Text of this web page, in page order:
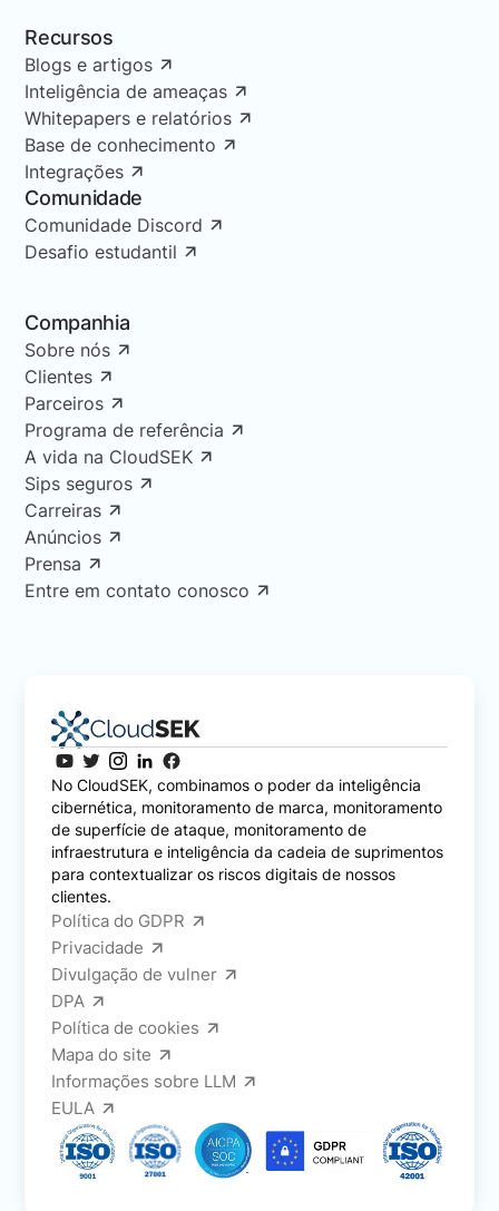
Recursos
Blogs e artigos
Inteligência de ameaças
Whitepapers e relatórios
Base de conhecimento
Integrações
Comunidade
Comunidade Discord
Desafio estudantil
Companhia
Sobre nós
Clientes
Parceiros
Programa de referência
A vida na CloudSEK
Sips seguros
Carreiras
Anúncios
Prensa
Entre em contato conosco
No CloudSEK, combinamos o poder da inteligência
cibernética, monitoramento de marca, monitoramento
de superfície de ataque, monitoramento de
infraestrutura e inteligência da cadeia de suprimentos
para contextualizar os riscos digitais de nossos
clientes.
Política do GDPR
Privacidade
Divulgação de vulner
DPA
Política de cookies
Mapa do site
Informações sobre LLM
EULA